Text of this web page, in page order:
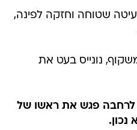
בעיטה שטוחה וחזקה לפינה,
למשקוף, נונייס בעט את
לרחבה פגש את ראשו של
נכון.